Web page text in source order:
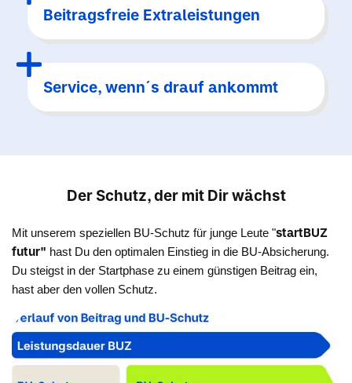
Beitragsfreie Extraleistungen
Service, wenn´s drauf ankommt
Der Schutz, der mit Dir wächst
Mit unserem speziellen BU-Schutz für junge Leute "startBUZ
futur" hast Du den optimalen Einstieg in die BU-Absicherung.
Du steigst in der Startphase zu einem günstigen Beitrag ein,
hast aber den vollen Schutz.